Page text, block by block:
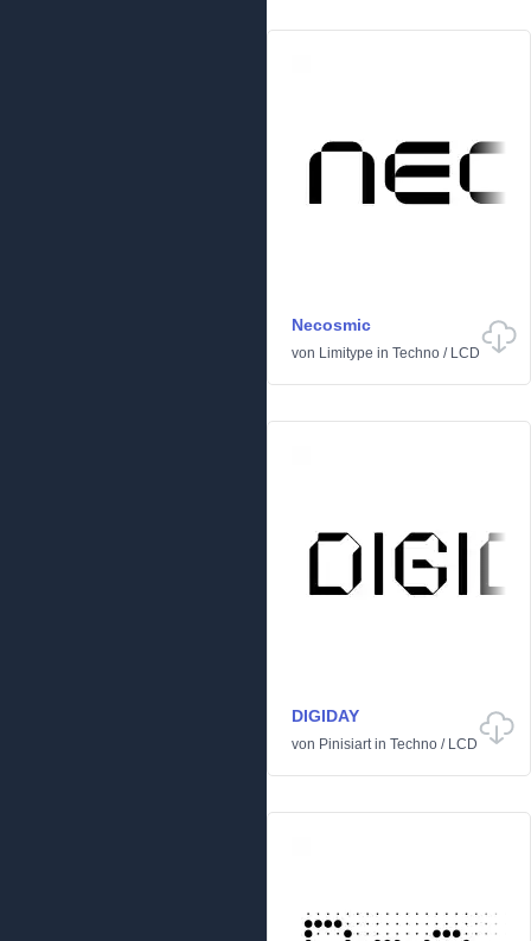
Necosmic
von Limitype in Techno / LCD
DIGIDAY
von Pinisiartin Techno / LCD